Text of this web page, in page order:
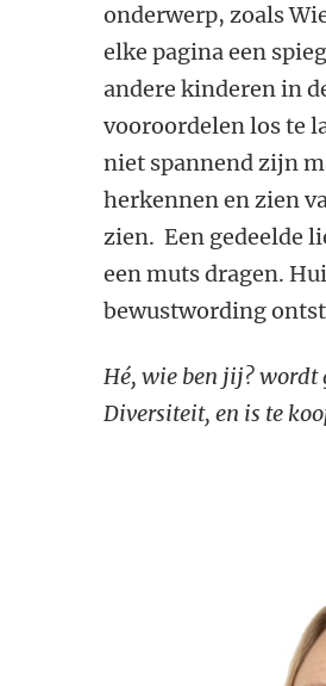
onderwerp, zoals
elke pagina een
andere kinderen in
vooroordelen los te
niet spannend zijn
herkennen en zien
zien. Een gedeelde
een muts dragen.
bewustwording
Hé, wie ben jij? wordt
Diversiteit, en is te